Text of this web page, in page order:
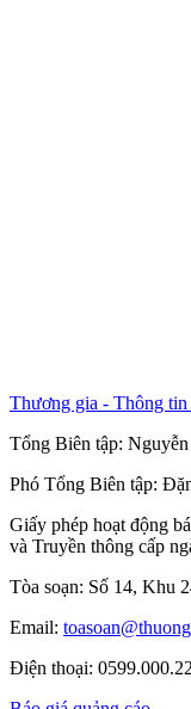
Thương gia - Thông tin
Tổng Biên tập:
Phó Tổng Biên tập:
Giấy phép hoạt động
và Truyền thông cấp
Tòa soạn: Số 14, Khu
Email:
Điện thoại: